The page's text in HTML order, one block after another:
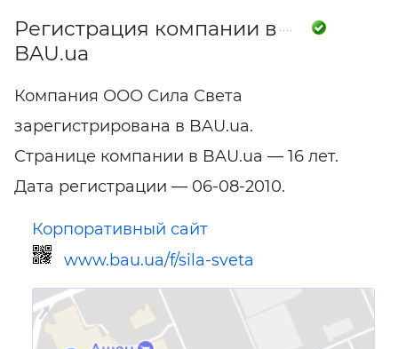
Регистрация компании в
BAU.ua
Компания ООО Сила Света
зарегистрирована в BAU.ua.
Странице компании в BAU.ua — 16 лет.
Дата регистрации — 06-08-2010.
Корпоративный сайт
www.bau.ua/f/sila-sveta